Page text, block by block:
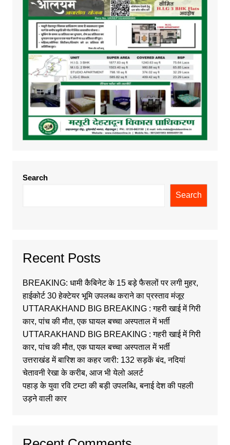
Search
Search
Recent Posts
BREAKING: धामी कैबिनेट के 15 बड़े फैसलों पर लगी मुहर,
हाईकोर्ट 30 हेक्टेयर भूमि उपलब्ध कराने का प्रस्ताव मंजूर
UTTARAKHAND BIG BREAKING : गहरी खाई में गिरी
कार, पांच की मौत, एक घायल बच्चा अस्पताल में भर्ती
UTTARAKHAND BIG BREAKING : गहरी खाई में गिरी
कार, पांच की मौत, एक घायल बच्चा अस्पताल में भर्ती
उत्तराखंड में बारिश का कहर जारी: 132 सड़कें बंद, नदियां
चेतावनी रेखा के करीब, आज भी येलो अलर्ट
पहाड़ के युवा रवि टम्टा की बड़ी उपलब्धि, बनाई देश की पहली
उड़ने वाली कार